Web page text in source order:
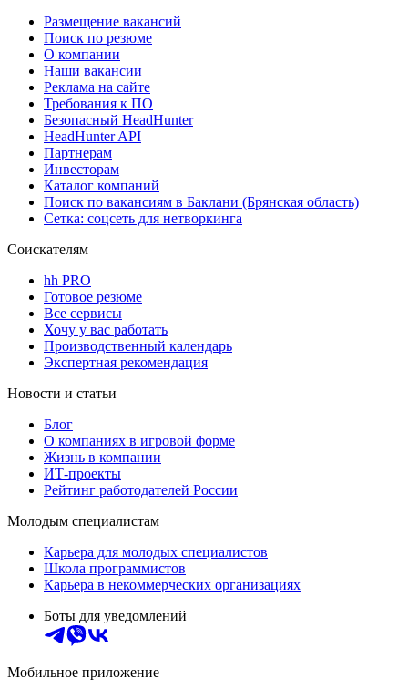
Размещение вакансий
Поиск по резюме
О компании
Наши вакансии
Реклама на сайте
Требования к ПО
Безопасный HeadHunter
HeadHunter API
Партнерам
Инвесторам
Каталог компаний
Поиск по вакансиям в Баклани (Брянская область)
Сетка: соцсеть для нетворкинга
Соискателям
hh PRO
Готовое резюме
Все сервисы
Хочу у вас работать
Производственный календарь
Экспертная рекомендация
Новости и статьи
Блог
О компаниях в игровой форме
Жизнь в компании
ИТ-проекты
Рейтинг работодателей России
Молодым специалистам
Карьера для молодых специалистов
Школа программистов
Карьера в некоммерческих организациях
Боты для уведомлений
Мобильное приложение